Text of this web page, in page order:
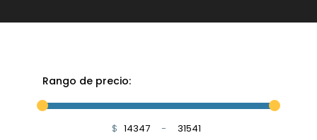
Rango de precio:
$ Minimum Price
-
Maximum Price